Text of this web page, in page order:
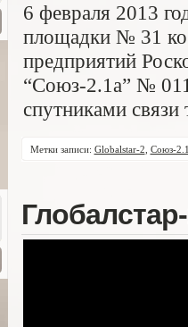
6 февраля 2013
площадки № 31
предприятий
“Союз-2.1а” №
спутниками
Метки записи: Globalstar-2 Союз-